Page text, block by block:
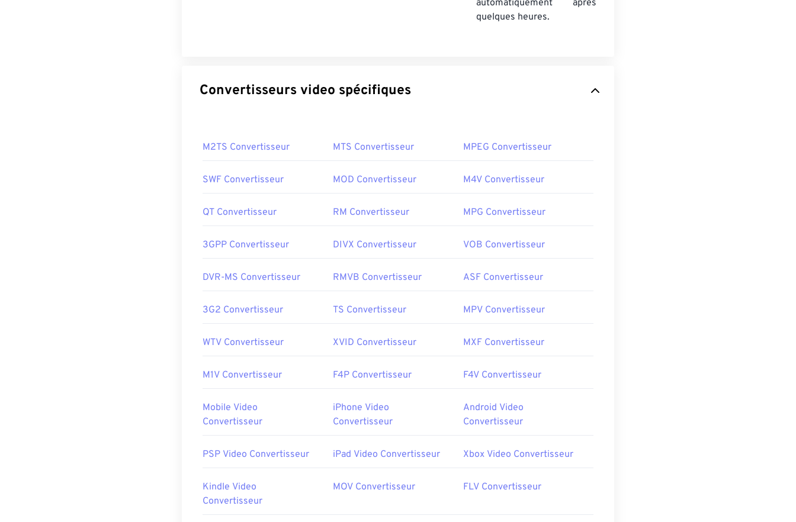
automatiquement après
quelques heures.
Convertisseurs video spécifiques
M2TS Convertisseur MTS Convertisseur MPEG Convertisseur
SWF Convertisseur MOD Convertisseur M4V Convertisseur
QT Convertisseur RM Convertisseur MPG Convertisseur
3GPP Convertisseur DIVX Convertisseur VOB Convertisseur
DVR-MS Convertisseur RMVB Convertisseur ASF Convertisseur
3G2 Convertisseur TS Convertisseur MPV Convertisseur
WTV Convertisseur XVID Convertisseur MXF Convertisseur
M1V Convertisseur F4P Convertisseur F4V Convertisseur
Mobile Video
Convertisseur
iPhone Video
Convertisseur
Android Video
Convertisseur
PSP Video Convertisseur iPad Video Convertisseur Xbox Video Convertisseur
Kindle Video
Convertisseur
MOV Convertisseur FLV Convertisseur